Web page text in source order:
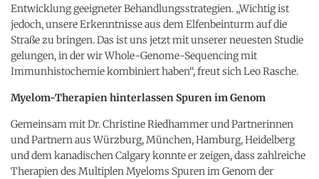
Entwicklung geeigneter Behandlungsstrategien. „Wichtig ist
jedoch, unsere Erkenntnisse aus dem Elfenbeinturm auf die
Straße zu bringen. Das ist uns jetzt mit unserer neuesten Studie
gelungen, in der wir Whole-Genome-Sequencing mit
Immunhistochemie kombiniert haben“, freut sich Leo Rasche.
Myelom-Therapien hinterlassen Spuren im Genom
Gemeinsam mit Dr. Christine Riedhammer und Partnerinnen
und Partnern aus Würzburg, München, Hamburg, Heidelberg
und dem kanadischen Calgary konnte er zeigen, dass zahlreiche
Therapien des Multiplen Myeloms Spuren im Genom der